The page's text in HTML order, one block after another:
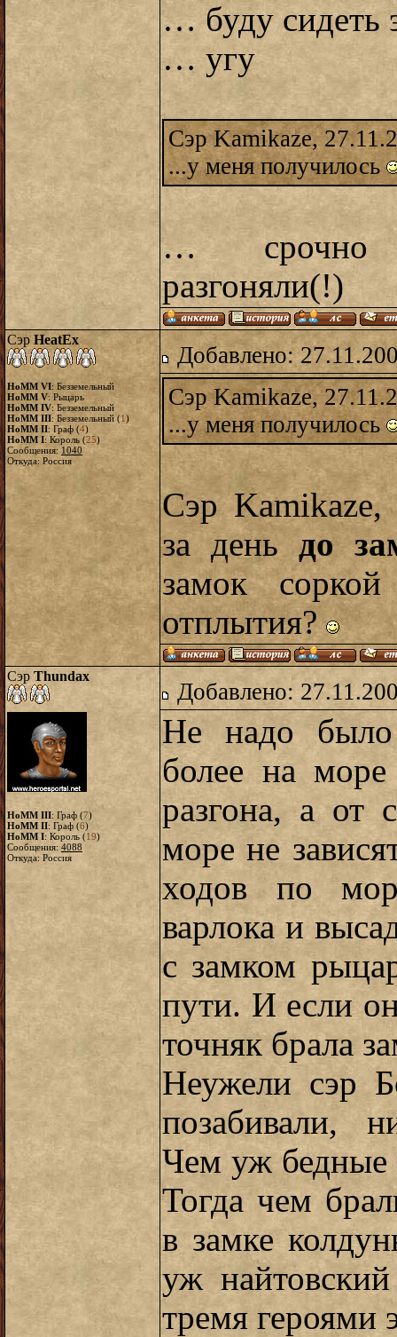
… буду сидеть
… угу
Сэр Kamikaze,
...у меня получилось
… срочно
разгоняли(!)
Сэр HeatEx
HoMM VI: Безземельный
HoMM V: Рыцарь
HoMM IV: Безземельный
HoMM III: Безземельный (1)
HoMM II: Граф (4)
HoMM I: Король (25)
Сообщения:1040
Откуда: Россия
Добавлено:
Сэр Kamikaze,
...у меня получилось
Сэр
за деньдо
замок
отплытия?
Сэр Thundax
HoMM III: Граф (7)
HoMM II: Граф (6)
HoMM I: Король (19)
Сообщения: 4088
Откуда: Россия
Добавлено:
Не надо было
более на
разгона, а от
море не
ходов по
варлока и
с замком
пути. И если
точняк брала
Неужели сэр
позабивали,
Чем уж бедные
Тогда чем
в замке
уж
тремя героями